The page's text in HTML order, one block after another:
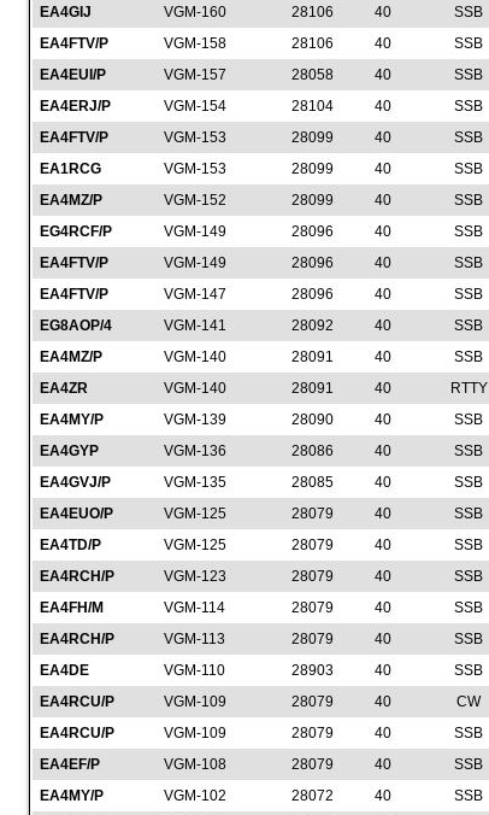
EA4GIJ
VGM-160 28106 40 SSB
EA4FTV/P
VGM-158 28106 40 SSB
EA4EUI/P
VGM-157 28058 40 SSB
EA4ERJ/P
VGM-154 28104 40 SSB
EA4FTV/P
VGM-153 28099 40 SSB
EA1RCG
VGM-153 28099 40 SSB
EA4MZ/P
VGM-152 28099 40 SSB
EG4RCF/P
VGM-149 28096 40 SSB
EA4FTV/P
VGM-149 28096 40 SSB
EA4FTV/P
VGM-147 28096 40 SSB
EG8AOP/4
VGM-141 28092 40 SSB
EA4MZ/P
VGM-140 28091 40 SSB
EA4ZR
VGM-140 28091 40 RTTY
EA4MY/P
VGM-139 28090 40 SSB
EA4GYP
VGM-136 28086 40 SSB
EA4GVJ/P
VGM-135 28085 40 SSB
EA4EUO/P
VGM-125 28079 40 SSB
EA4TD/P
VGM-125 28079 40 SSB
EA4RCH/P
VGM-123 28079 40 SSB
EA4FH/M
VGM-114 28079 40 SSB
EA4RCH/P
VGM-113 28079 40 SSB
EA4DE
VGM-110 28903 40 SSB
EA4RCU/P
VGM-109 28079 40 CW
EA4RCU/P
VGM-109 28079 40 SSB
EA4EF/P
VGM-108 28079 40 SSB
EA4MY/P
VGM-102 28072 40 SSB